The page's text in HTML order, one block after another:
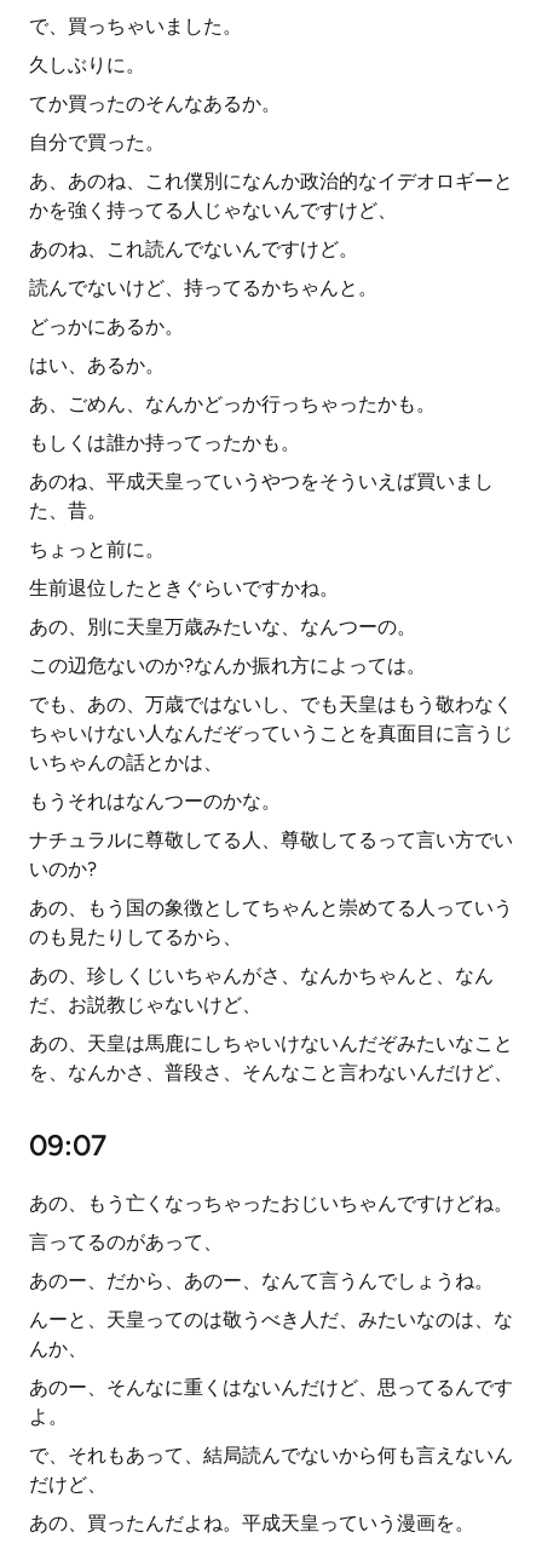
で、買っちゃいました。
久しぶりに。
てか買ったのそんなあるか。
自分で買った。
あ、あのね、これ僕別になんか政治的なイデオロギーと
かを強く持ってる人じゃないんですけど、
あのね、これ読んでないんですけど。
読んでないけど、持ってるかちゃんと。
どっかにあるか。
はい、あるか。
あ、ごめん、なんかどっか行っちゃったかも。
もしくは誰か持ってったかも。
あのね、平成天皇っていうやつをそういえば買いまし
た、昔。
ちょっと前に。
生前退位したときぐらいですかね。
あの、別に天皇万歳みたいな、なんつーの。
この辺危ないのか?なんか振れ方によっては。
でも、あの、万歳ではないし、でも天皇はもう敬わなく
ちゃいけない人なんだぞっていうことを真面目に言うじ
いちゃんの話とかは、
もうそれはなんつーのかな。
ナチュラルに尊敬してる人、尊敬してるって言い方でい
いのか?
あの、もう国の象徴としてちゃんと崇めてる人っていう
のも見たりしてるから、
あの、珍しくじいちゃんがさ、なんかちゃんと、なん
だ、お説教じゃないけど、
あの、天皇は馬鹿にしちゃいけないんだぞみたいなこと
を、なんかさ、普段さ、そんなこと言わないんだけど、
09:07
あの、もう亡くなっちゃったおじいちゃんですけどね。
言ってるのがあって、
あのー、だから、あのー、なんて言うんでしょうね。
んーと、天皇ってのは敬うべき人だ、みたいなのは、な
んか、
あのー、そんなに重くはないんだけど、思ってるんです
よ。
で、それもあって、結局読んでないから何も言えないん
だけど、
あの、買ったんだよね。平成天皇っていう漫画を。